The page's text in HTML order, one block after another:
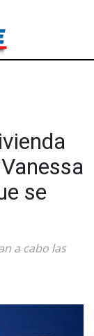
se
a cabo las